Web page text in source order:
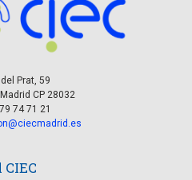
Prat, 59
CP 28032
74 71 21
CIEC